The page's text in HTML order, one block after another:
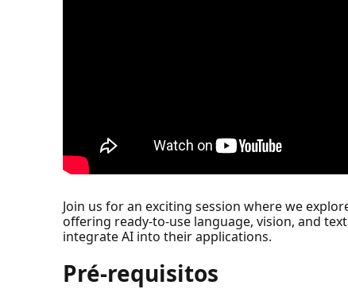
Join us for an exciting session where we
offering ready-to-use language, vision, and
integrate AI into their applications.
Pré-requisitos